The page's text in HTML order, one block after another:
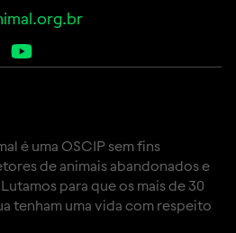
é uma OSCIP sem fins
de animais abandonados e
para que os mais de 30
tenham uma vida com respeito